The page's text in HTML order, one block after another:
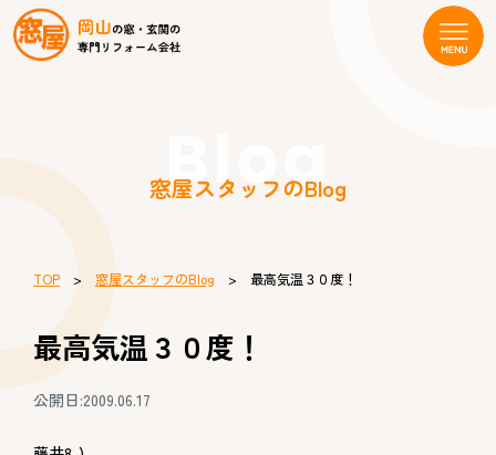
Blog
窓屋スタッフのBlog
TOP > 窓屋スタッフのBlog > 最高気温３０度！
最高気温３０度！
公開日:2009.06.17